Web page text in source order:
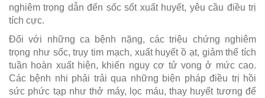
nghiêm trọng dẫn đến sốc sốt xuất huyết, yêu cầu điều trị
tích cực.
Đối với những ca bệnh nặng, các triệu chứng nghiêm
trọng như sốc, trụy tim mạch, xuất huyết ồ ạt, giảm thể tích
tuần hoàn xuất hiện, khiến nguy cơ tử vong ở mức cao.
Các bệnh nhi phải trải qua những biện pháp điều trị hồi
sức phức tạp như thở máy, lọc máu, thay huyết tương để